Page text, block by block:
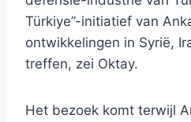
Türkiye”-initiatief van
ontwikkelingen in Syrië,
treffen, zei Oktay.
Het bezoek komt terwijl